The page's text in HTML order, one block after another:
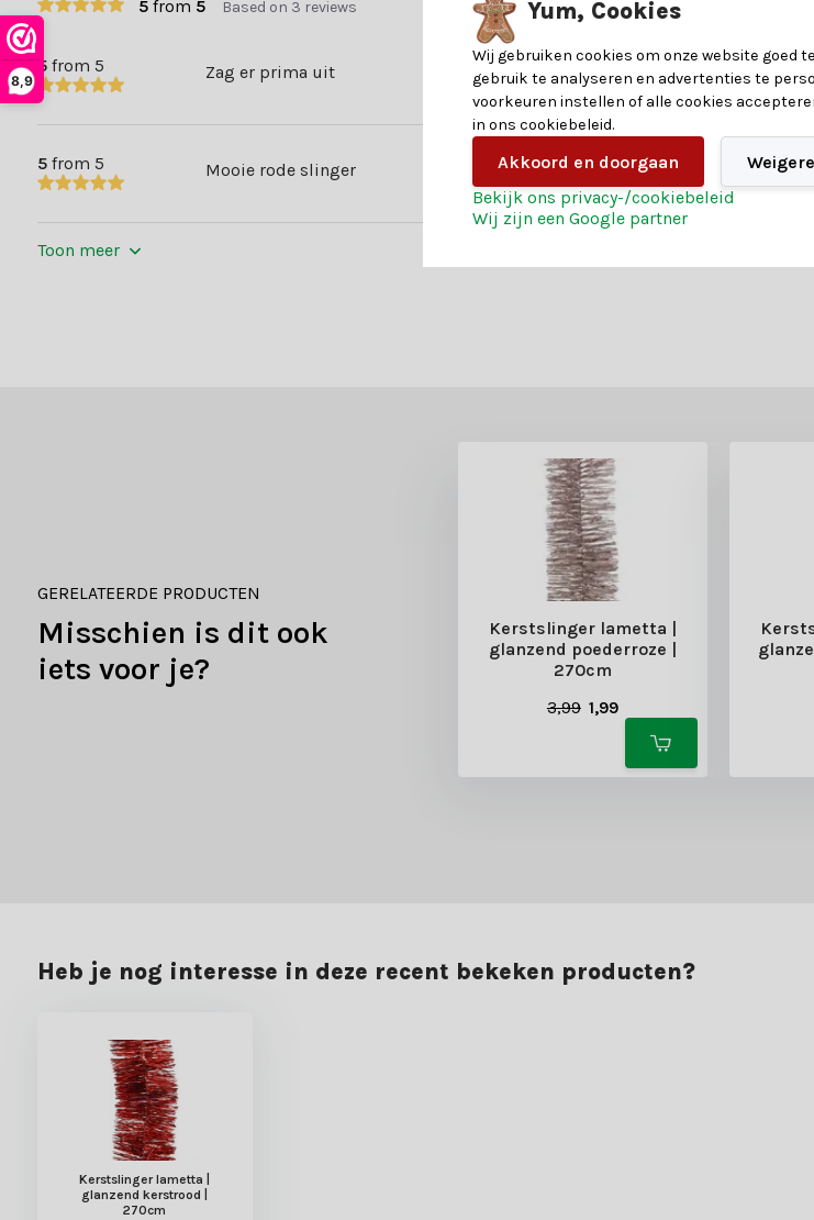
8,9
5from 5 Based on 3 reviews
5from 5 Zag er prima uit
5from 5 Mooie rode slinger
Toon meer
GERELATEERDE PRODUCTEN
Misschien is dit ook
iets voor je?
lametta |
zilver | 270cm
Norton kerstguirlande |
groen met LED lampjes |
Kerstslinger lametta |
glanzend poederroze |
270cm
3,99 1,99
Heb je nog interesse in deze recent bekeken producten?
Kerstslinger lametta |
glanzend kerstrood |
270cm
Yum, Cookies
Wij gebruiken cookies om onze website goed
gebruik te analyseren en advertenties te
voorkeuren instellen of alle cookies
in ons cookiebeleid.
Akkoord en doorgaan
Bekijk ons privacy-/cookiebeleid
Wij zijn een Google partner